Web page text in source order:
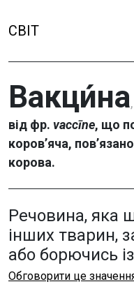
СВІТ
Вакци́на
від фр. vaccīne, що
коров’яча,
корова.
Речовина, яка
інших тварин,
або борючись
Обговорити це